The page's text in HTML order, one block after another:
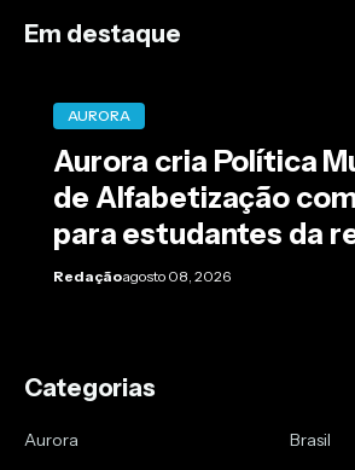
Em destaque
AURORA
Aurora cria Política
de Alfabetização
para estudantes da
pública
Redaçãoagosto 08, 2026
Categorias
Aurora
Brasil